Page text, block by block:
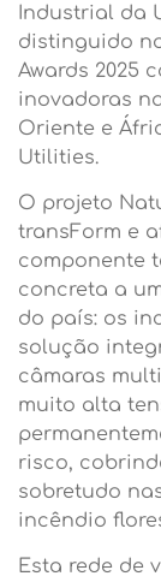
Industrial da
distinguido
Awards 2025
inovadoras
Oriente e
Utilities.
O projeto
transForm e
componente
concreta a
do país: os
solução
câmaras
muito alta
risco,
sobretudo
incêndio
Esta rede de